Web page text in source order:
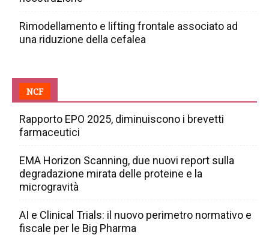
Rimodellamento e lifting frontale associato ad
una riduzione della cefalea
NCF
Rapporto EPO 2025, diminuiscono i brevetti
farmaceutici
EMA Horizon Scanning, due nuovi report sulla
degradazione mirata delle proteine e la
microgravità
AI e Clinical Trials: il nuovo perimetro normativo e
fiscale per le Big Pharma